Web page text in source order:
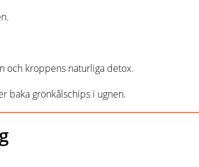
och kroppens naturliga detox.
baka grönkålschips i ugnen.